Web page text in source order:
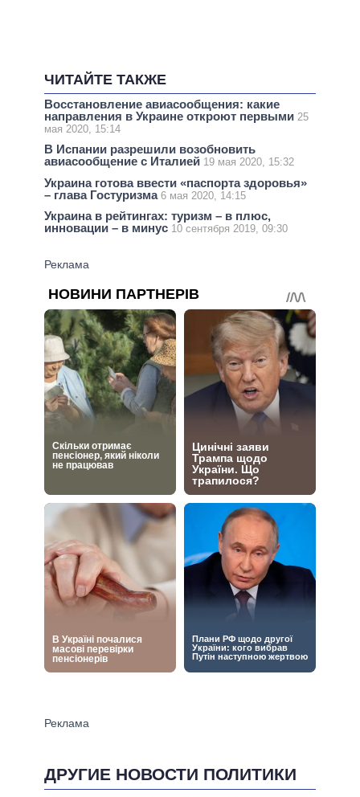
ЧИТАЙТЕ ТАКЖЕ
Восстановление авиасообщения: какие
направления в Украине откроют первыми 25
мая 2020, 15:14
В Испании разрешили возобновить
авиасообщение с Италией 19 мая 2020, 15:32
Украина готова ввести «паспорта здоровья»
– глава Гостуризма 6 мая 2020, 14:15
Украина в рейтингах: туризм – в плюс,
инновации – в минус 10 сентября 2019, 09:30
ДРУГИЕ НОВОСТИ ПОЛИТИКИ